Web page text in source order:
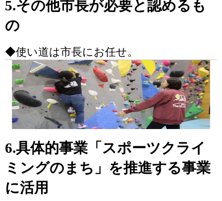
5.その他市長が必要と認めるも
の
◆使い道は市長にお任せ。
6.具体的事業「スポーツクライ
ミングのまち」を推進する事業
に活用